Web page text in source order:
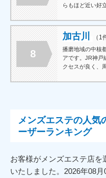
らもほど近い好
観光スポットも
いでに気軽に立
ています。
8
加古川 （1
播磨地域の中核
アです。JR神戸
クセスが良く、
マを使ったリラ
い店舗が揃って
メンズエステの人気
ーザーランキング
お客様がメンズエステ店を
いたしました。2026年08